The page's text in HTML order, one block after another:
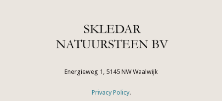
Energieweg 1, 5145 NW Waalwijk
Privacy Policy.